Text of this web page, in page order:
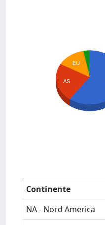
EU
AS
Continente
NA - Nord America